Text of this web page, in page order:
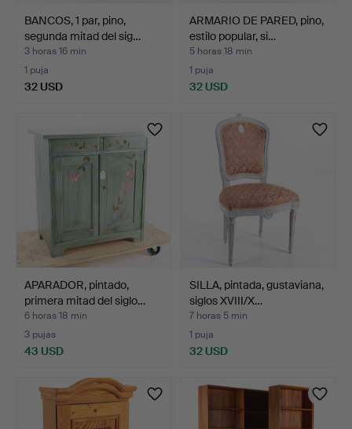
BANCOS, 1 par, pino,
segunda mitad del sig…
3 horas 16 min
1 puja
32 USD
ARMARIO DE PARED, pino,
estilo popular, si…
5 horas 18 min
1 puja
32 USD
APARADOR, pintado,
primera mitad del siglo…
6 horas 18 min
3 pujas
43 USD
SILLA, pintada, gustaviana,
siglos XVIII/X…
7 horas 5 min
1 puja
32 USD